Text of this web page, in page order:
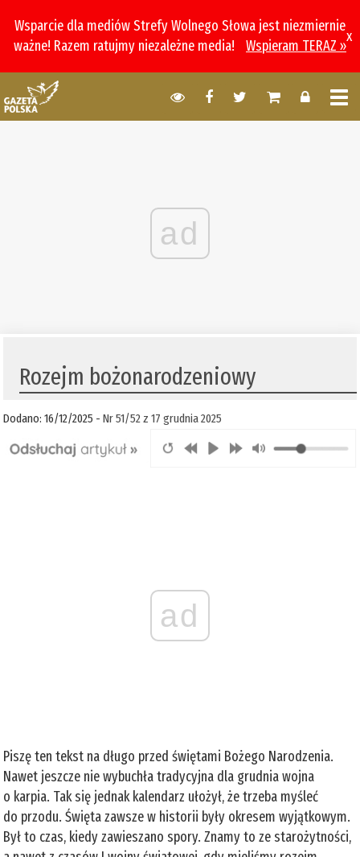
Wsparcie dla mediów Strefy Wolnego Słowa jest niezmiernie
ważne! Razem ratujmy niezależne media!
Wspieram TERAZ »
x
ad
Rozejm bożonarodzeniowy
Dodano: 16/12/2025 -Nr 51/52 z 17 grudnia 2025
ad
Piszę ten tekst na długo przed świętami Bożego Narodzenia.
Nawet jeszcze nie wybuchła tradycyjna dla grudnia wojna
o karpia. Tak się jednak kalendarz ułożył, że trzeba myśleć
do przodu. Święta zawsze w historii były okresem wyjątkowym.
Był to czas, kiedy zawieszano spory. Znamy to ze starożytności,